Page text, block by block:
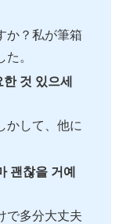
か？私が筆箱
。
것 있으세
かして、他に
괜찮을 거예
で多分大丈夫